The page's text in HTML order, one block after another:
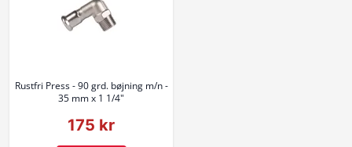
Rustfri Press - 90 grd. bøjning m/n -
35 mm x 1 1/4"
175 kr